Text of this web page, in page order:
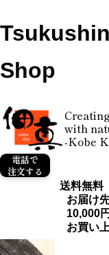
Shop
with
-Kobe
電話で
注文する
送料無料
お届け
10,000
お買い